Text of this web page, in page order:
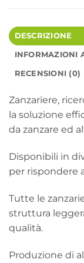
DESCRIZIONE
INFORMAZIONI
RECENSIONI (0)
Zanzariere,
la soluzione
da zanzare ed
Disponibili in
per rispondere
Tutte le
struttura
qualità.
Produzione di